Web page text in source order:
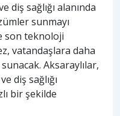
diş sağlığı alanında
sunmayı
son teknoloji
vatandaşlara daha
Aksaraylılar,
diş sağlığı
bir şekilde